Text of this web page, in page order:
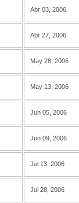
Abr 03, 2006
Abr 27, 2006
May 28, 2006
May 13, 2006
Jun 05, 2006
Jun 09, 2006
Jul 13, 2006
Jul 28, 2006